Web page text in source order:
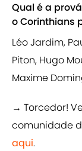
Qual é a
o Corinthians
Léo Jardim,
Piton, Hugo
Maxime
→ Torcedor!
comunidade
aqui.